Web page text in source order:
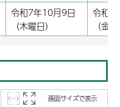
令和7年10月9日
（木曜日）
令和7
（金
画面サイズで表示